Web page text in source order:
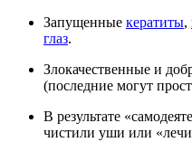
Запущенные кератиты,
глаз.
Злокачественные и
(последние могут
В результате
чистили уши или